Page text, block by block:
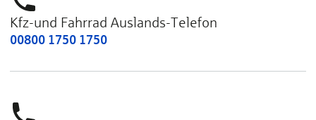
Kfz-und Fahrrad Auslands-Telefon
00800 1750 1750